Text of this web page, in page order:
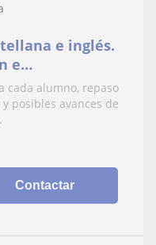
e inglés.
e
temario dado
cada alumno, repaso
posibles avances de
Contactar